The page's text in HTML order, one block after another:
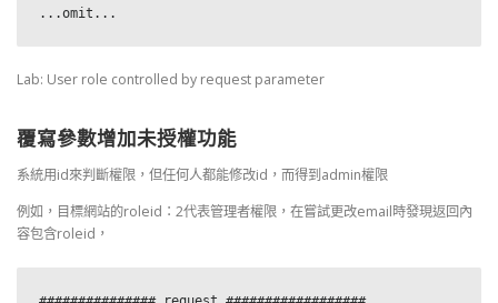
...omit...
Lab: User role controlled by request parameter
覆寫參數增加未授權功能
系統用id來判斷權限，但任何人都能修改id，而得到admin權限
例如，目標網站的roleid：2代表管理者權限，在嘗試更改email時發現返回內
容包含roleid，